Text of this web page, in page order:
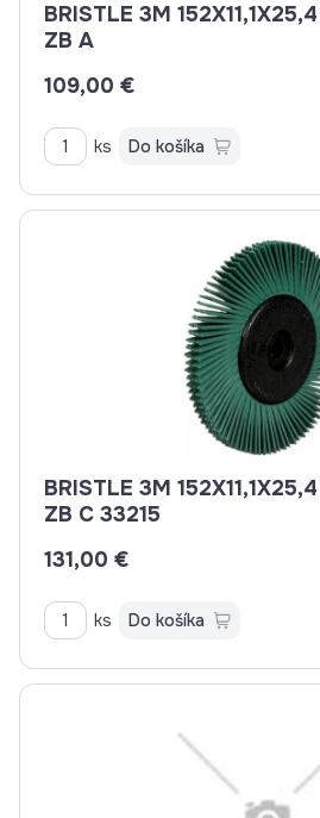
BRISTLE 3M
ZB A
109,00 €
ks Do košíka
BRISTLE 3M
ZB C 33215
131,00 €
ks Do košíka